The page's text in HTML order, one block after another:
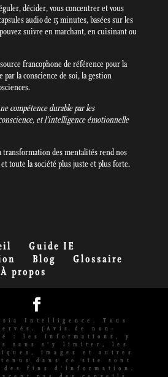
décider, vous concentrer et vous
audio de 15 minutes, basées sur les
suivre en marchant, en cuisinant ou
francophone de référence pour la
la conscience de soi, la gestion
compétence durable par les
et l’intelligence émotionnelle
transformation des mentalités rend nos
toute la société plus juste et plus forte.
Guide IE
Blog
Glossaire
À propos
Intelligence. Tous
(Avis de non-
: les informations, y
sans s'y limiter, les
images et autres
dans ce site sont
des fins d'information.